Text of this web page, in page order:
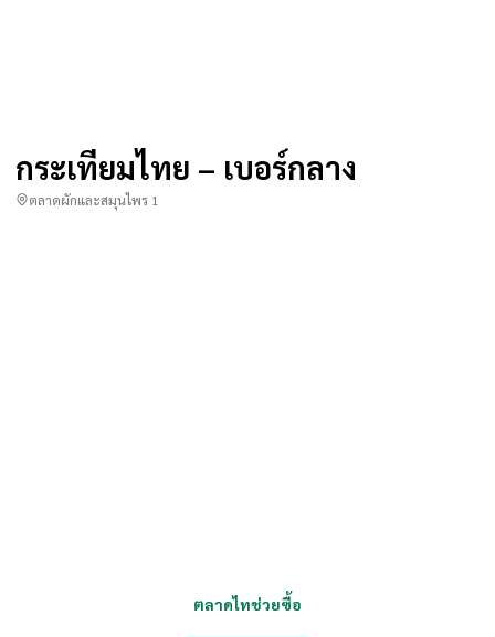
กระเทียมไทย – เบอร์กลาง
ตลาดผักและสมุนไพร 1
ตลาดไทช่วยซื้อ